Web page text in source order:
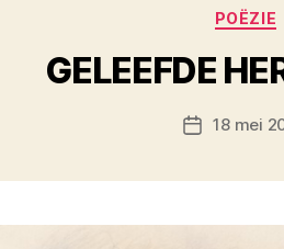
POËZIE
GELEEFDE
18 mei